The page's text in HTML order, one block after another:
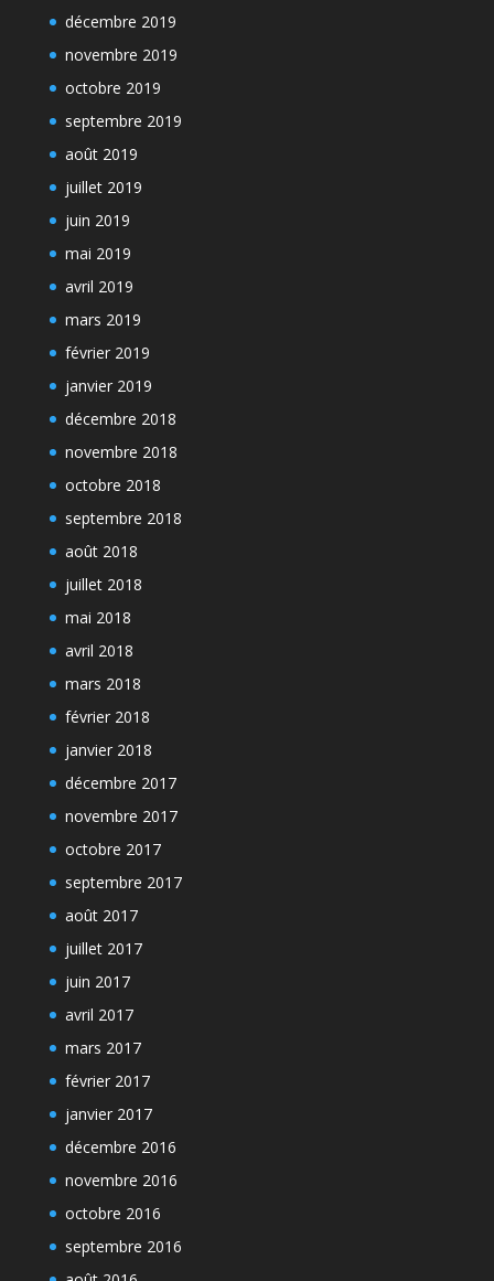
décembre 2019
novembre 2019
octobre 2019
septembre 2019
août 2019
juillet 2019
juin 2019
mai 2019
avril 2019
mars 2019
février 2019
janvier 2019
décembre 2018
novembre 2018
octobre 2018
septembre 2018
août 2018
juillet 2018
mai 2018
avril 2018
mars 2018
février 2018
janvier 2018
décembre 2017
novembre 2017
octobre 2017
septembre 2017
août 2017
juillet 2017
juin 2017
avril 2017
mars 2017
février 2017
janvier 2017
décembre 2016
novembre 2016
octobre 2016
septembre 2016